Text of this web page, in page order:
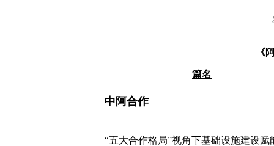
《
篇名
中阿合作
“五大合作格局”视角下基础设施建设赋